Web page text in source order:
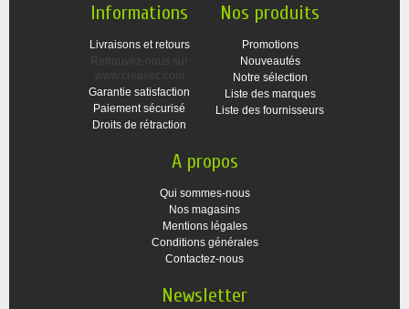
Informations
Livraisons et retours
Retrouvez-nous sur
www.creasec.com
Garantie satisfaction
Paiement sécurisé
Droits de rétraction
Nos produits
Promotions
Nouveautés
Notre sélection
Liste des marques
Liste des fournisseurs
A propos
Qui sommes-nous
Nos magasins
Mentions légales
Conditions générales
Contactez-nous
Newsletter